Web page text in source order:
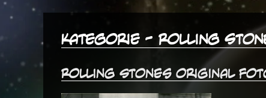
Kategorie - Rolling
Rolling Stones original